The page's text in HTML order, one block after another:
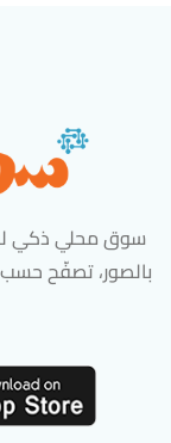
سوق محلي ذكي
بالصور، تصفّح حسب